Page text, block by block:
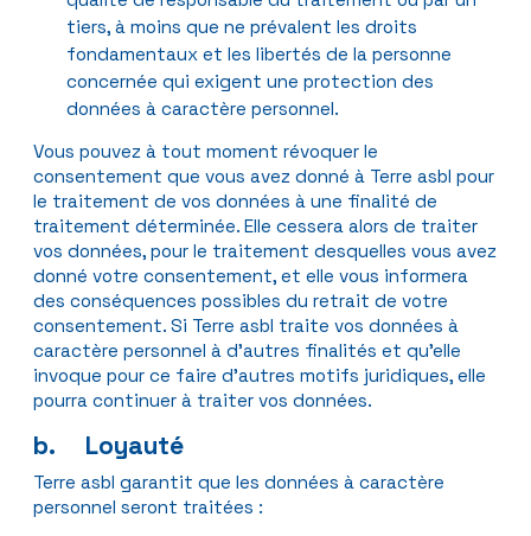
tiers, à moins que ne prévalent les droits
fondamentaux et les libertés de la personne
concernée qui exigent une protection des
données à caractère personnel.
Vous pouvez à tout moment révoquer le
consentement que vous avez donné à Terre asbl pour
le traitement de vos données à une finalité de
traitement déterminée. Elle cessera alors de traiter
vos données, pour le traitement desquelles vous avez
donné votre consentement, et elle vous informera
des conséquences possibles du retrait de votre
consentement. Si Terre asbl traite vos données à
caractère personnel à d’autres finalités et qu’elle
invoque pour ce faire d’autres motifs juridiques, elle
pourra continuer à traiter vos données.
b. Loyauté
Terre asbl garantit que les données à caractère
personnel seront traitées :